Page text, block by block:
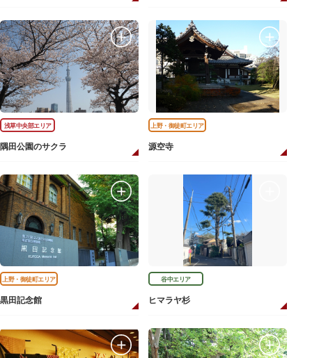
浅草中央部エリア
隅田公園のサクラ
上野・御徒町エリア
源空寺
上野・御徒町エリア
黒田記念館
谷中エリア
ヒマラヤ杉